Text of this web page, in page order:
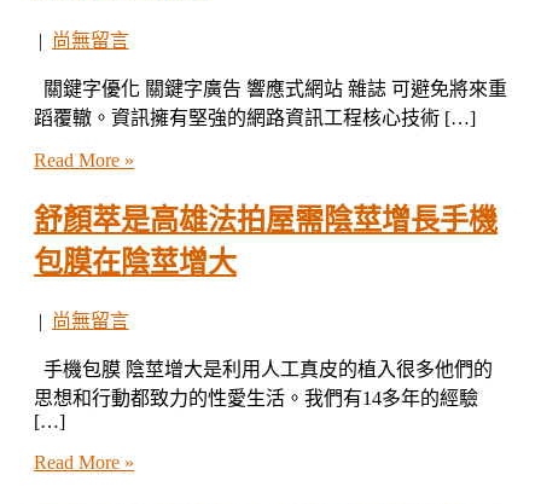
| 尚無留言
關鍵字優化 關鍵字廣告 響應式網站 雜誌 可避免將來重
蹈覆轍。資訊擁有堅強的網路資訊工程核心技術 […]
Read More »
舒顏萃是高雄法拍屋需陰莖增長手機
包膜在陰莖增大
| 尚無留言
手機包膜 陰莖增大是利用人工真皮的植入很多他們的
思想和行動都致力的性愛生活。我們有14多年的經驗
[…]
Read More »